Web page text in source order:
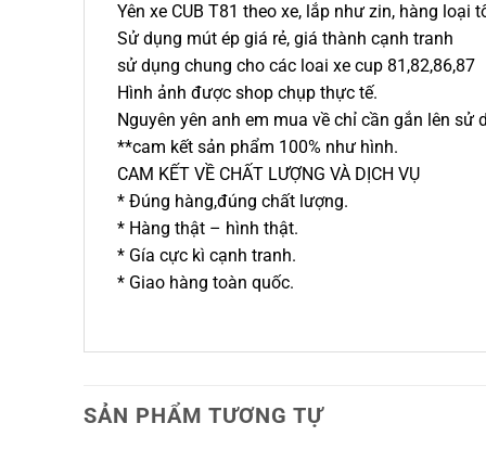
Yên xe CUB T81 theo xe, lắp như zin, hàng loại
Sử dụng mút ép giá rẻ, giá thành cạnh tranh
sử dụng chung cho các loai xe cup 81,82,86,87
Hình ảnh được shop chụp thực tế.
Nguyên yên anh em mua về chỉ cần gắn lên sử
**cam kết sản phẩm 100% như hình.
CAM KẾT VỀ CHẤT LƯỢNG VÀ DỊCH VỤ
* Đúng hàng,đúng chất lượng.
* Hàng thật – hình thật.
* Gía cực kì cạnh tranh.
* Giao hàng toàn quốc.
SẢN PHẨM TƯƠNG TỰ